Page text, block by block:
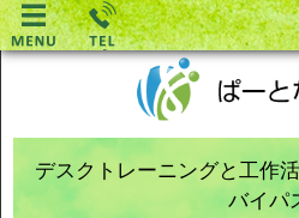
デスクトレーニングと工作
バイパ